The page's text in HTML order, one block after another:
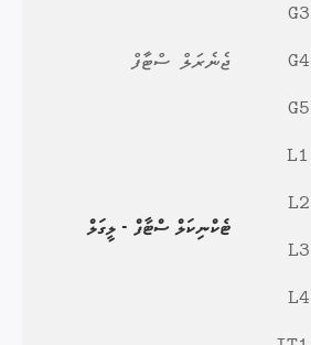
G3
ޖެނެރަލް ސްޓާފް
G4
G5
L1
ޓެކްނިކަލް ސްޓާފް - ލީގަލް
L2
L3
L4